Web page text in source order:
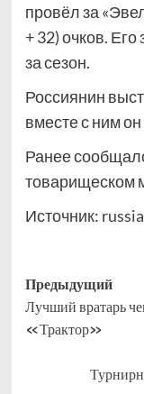
провёл за
+ 32) очков.
за сезон.
Россиянин
вместе с ним
Ранее
товарищеском
Источник:
Навигация
записи
Предыдущий
Лучший вратарь
«Трактор»